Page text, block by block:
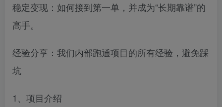
稳定变现：如何接到第一单，并成为“长期靠谱”的
高手。
经验分享：我们内部跑通项目的所有经验，避免踩
坑
1、项目介绍